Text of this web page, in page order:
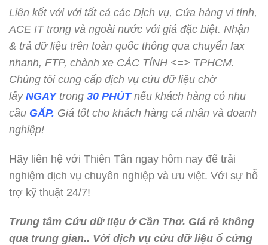
Liên kết với với tất cả các Dịch vụ, Cửa hàng vi tính,
ACE IT trong và ngoài nước với giá đặc biệt. Nhận
& trả dữ liệu trên toàn quốc thông qua chuyển fax
nhanh, FTP, chành xe CÁC TỈNH <=> TPHCM.
Chúng tôi cung cấp dịch vụ cứu dữ liệu chờ
lấy NGAYtrong 30 PHÚTnếu khách hàng có nhu
cầu GẤP. Giá tốt cho khách hàng cá nhân và doanh
nghiệp!
Hãy liên hệ với Thiên Tân ngay hôm nay để trải
nghiệm dịch vụ chuyên nghiệp và ưu việt. Với sự hỗ
trợ kỹ thuật 24/7!
Trung tâm Cứu dữ liệu ở Cần Thơ. Giá rẻ không
qua trung gian.. Với dịch vụ cứu dữ liệu ổ cứng